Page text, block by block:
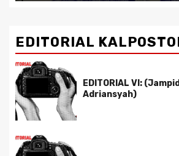
EDITORIAL
EDITORIAL VI:
Adriansyah)